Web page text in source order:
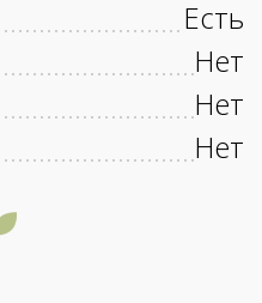
Есть
Нет
Нет
Нет